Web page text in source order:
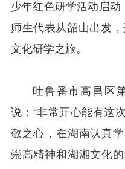
少年红色研学活动启动
师生代表从韶山出发
文化研学之旅。
吐鲁番市高昌区
说：“非常开心能有这
敬之心，在湖南认真
崇高精神和湖湘文化